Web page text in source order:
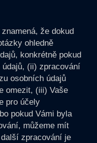
že dokud
ohledně
konkrétně pokud
(ii) zpracování
osobních údajů
omezit, (iii) Vaše
pro účely
pokud Vámi byla
můžeme mít
zpracování je